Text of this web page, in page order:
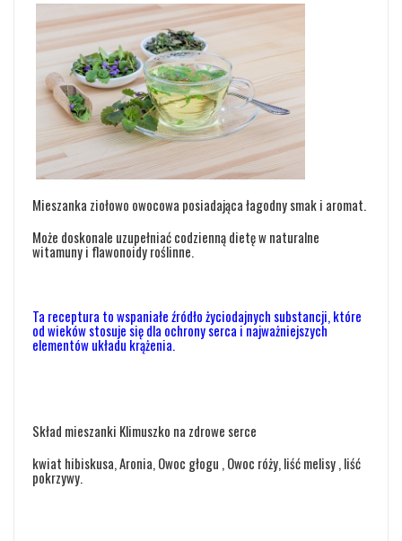
Mieszanka ziołowo owocowa posiadająca łagodny smak i aromat.
Może doskonale uzupełniać codzienną dietę w naturalne
witamuny i flawonoidy roślinne.
Ta receptura to wspaniałe źródło życiodajnych substancji, które
od wieków stosuje się dla ochrony serca i najważniejszych
elementów układu krążenia.
Skład mieszanki Klimuszko na zdrowe serce
kwiat hibiskusa, Aronia, Owoc głogu , Owoc róży, liść melisy , liść
pokrzywy.